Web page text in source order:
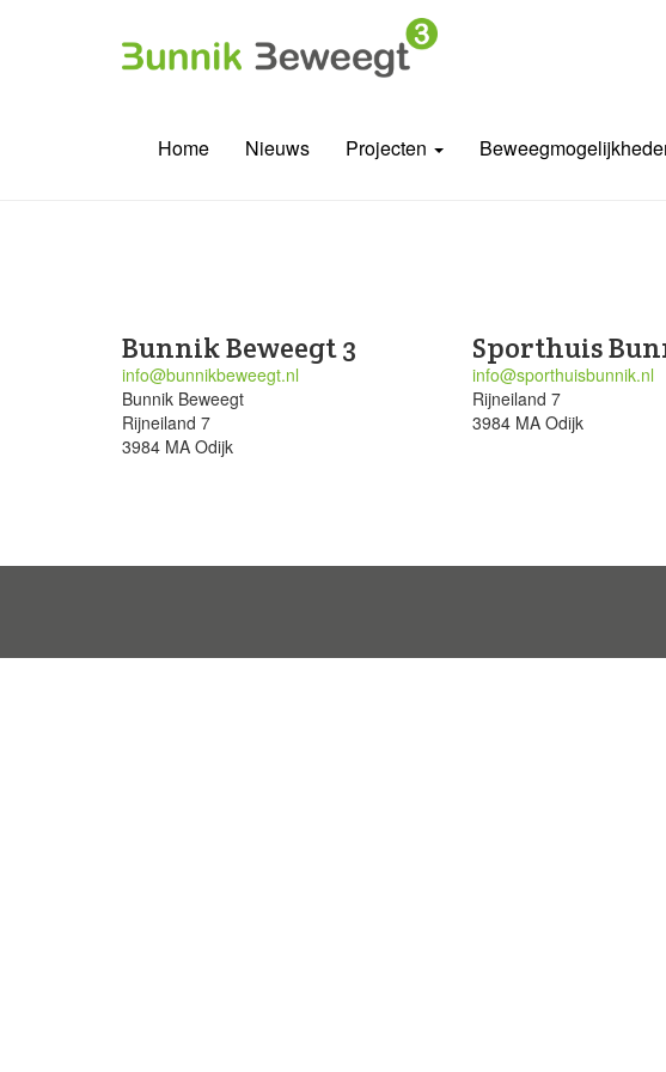
Home Nieuws Projecten
Bunnik Beweegt 3
info@bunnikbeweegt.nl
Bunnik Beweegt
Rijneiland 7
3984 MA Odijk
Sporthuis
info@sporthuisbunnik.nl
Rijneiland 7
3984 MA Odijk